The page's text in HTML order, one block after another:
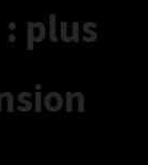
plus